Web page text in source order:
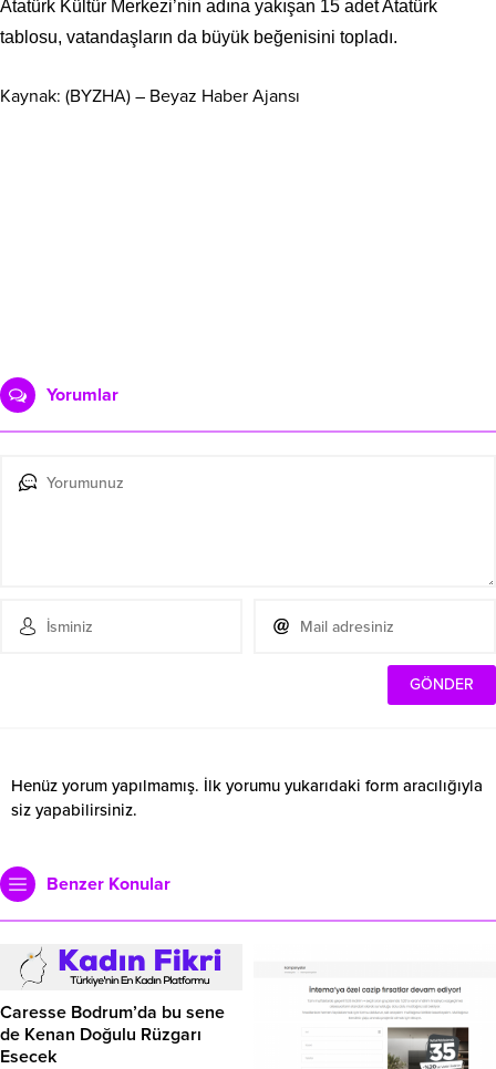
Atatürk Kültür Merkezi’nin adına yakışan 15 adet Atatürk
tablosu, vatandaşların da büyük beğenisini topladı.
Kaynak: (BYZHA) – Beyaz Haber Ajansı
Yorumlar
Henüz yorum yapılmamış. İlk yorumu yukarıdaki form aracılığıyla
siz yapabilirsiniz.
Benzer Konular
Caresse Bodrum’da bu sene
de Kenan Doğulu Rüzgarı
Esecek